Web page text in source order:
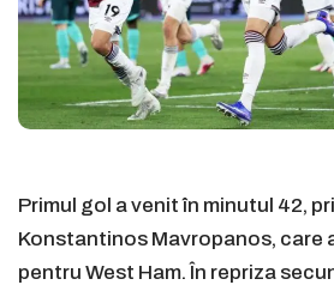
Primul gol a venit în minutul 42,
Konstantinos Mavropanos, care
pentru West Ham. În repriza